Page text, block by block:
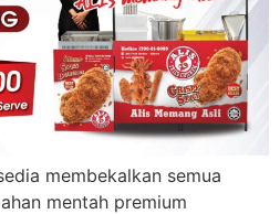
membekalkan semua
mentah premium